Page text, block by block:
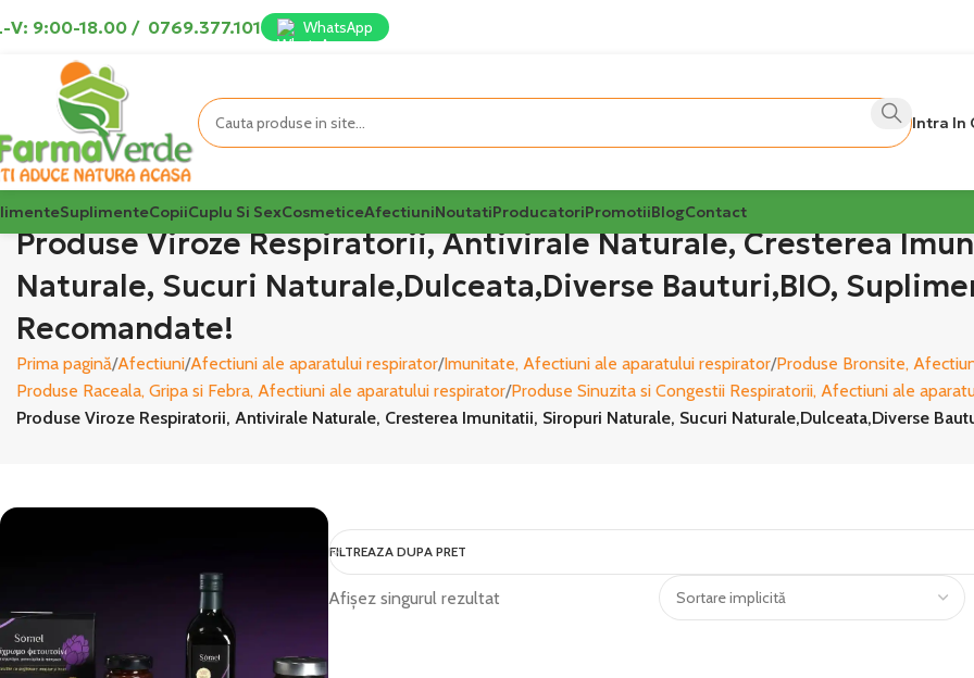
V: 9:00-18.00 / 0769.377.101 WhatsApp
Intra In
SuplimenteCopiiCuplu Si SexCosmeticeAfectiuniNoutatiProducatoriPromotiiBlogContact
Produse Viroze Respiratorii, Antivirale Naturale, Cresterea
Naturale, Sucuri Naturale,Dulceata,Diverse Bauturi,BIO,
Recomandate!
Prima pagină Afectiuni Afectiuni ale aparatului respirator Imunitate, Afectiuni ale aparatului respirator Produse Bronsite,
Produse Raceala, Gripa si Febra, Afectiuni ale aparatului respirator Produse Sinuzita si Congestii Respiratorii, Afectiuni ale
Produse Viroze Respiratorii, Antivirale Naturale, Cresterea Imunitatii, Siropuri Naturale, Sucuri Naturale,Dulceata,Diverse
FILTREAZA DUPA PRET
Afișez singurul rezultat